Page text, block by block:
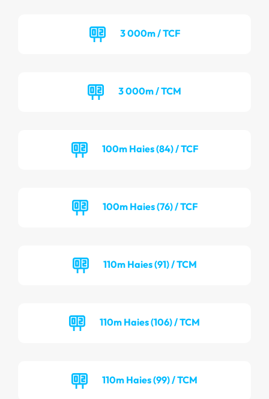
3 000m / TCF
3 000m / TCM
100m Haies (84) / TCF
100m Haies (76) / TCF
110m Haies (91) / TCM
110m Haies (106) / TCM
110m Haies (99) / TCM